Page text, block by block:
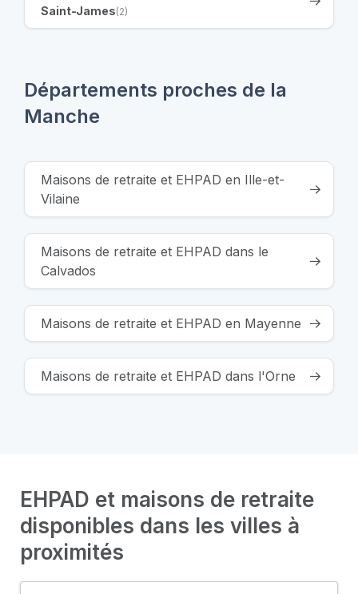
Saint-James(2)
Départements proches de la
Manche
Maisons de retraite et EHPAD en Ille-et-
Vilaine
Maisons de retraite et EHPAD dans le
Calvados
Maisons de retraite et EHPAD en Mayenne
Maisons de retraite et EHPAD dans l'Orne
EHPAD et maisons de retraite
disponibles dans les villes à
proximités